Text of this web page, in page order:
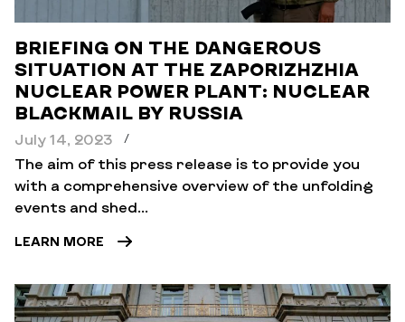
BRIEFING ON THE DANGEROUS
SITUATION AT THE ZAPORIZHZHIA
NUCLEAR POWER PLANT: NUCLEAR
BLACKMAIL BY RUSSIA
July 14, 2023 /
The aim of this press release is to provide you
with a comprehensive overview of the unfolding
events and shed...
LEARN MORE